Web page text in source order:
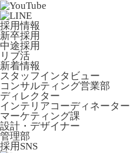
採用情報
新卒採用
中途採用
リブ活
新着情報
スタッフインタビュー
コンサルティング営業部
ディレクター
インテリアコーディネーター
マーケティング課
設計・デザイナー
管理部
採用SNS